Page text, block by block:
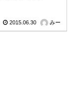
2015.06.30 みー